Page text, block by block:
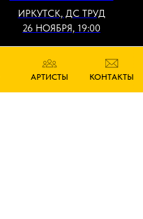
АРТИСТЫ КОНТАКТЫ
ИРКУТСК, ДС ТРУД
26 НОЯБРЯ, 19:00
КУПИТЬ БИЛЕТ